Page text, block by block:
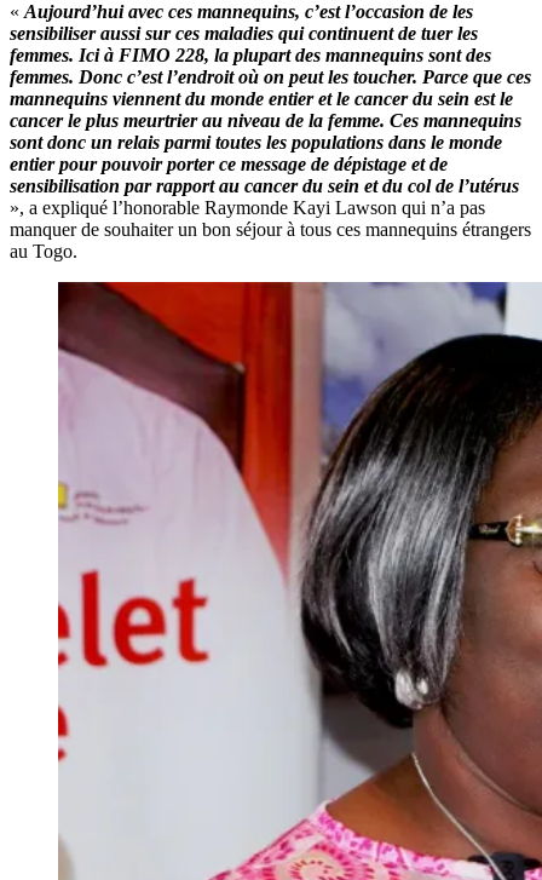
«Aujourd’hui avec ces mannequins, c’est l’occasion de les
sensibiliser aussi sur ces maladies qui continuent de tuer les
femmes. Ici à FIMO 228, la plupart des mannequins sont des
femmes. Donc c’est l’endroit où on peut les toucher. Parce que ces
mannequins viennent du monde entier et le cancer du sein est le
cancer le plus meurtrier au niveau de la femme. Ces mannequins
sont donc un relais parmi toutes les populations dans le monde
entier pour pouvoir porter ce message de dépistage et de
sensibilisation par rapport au cancer du sein et du col de l’utérus
», a expliqué l’honorable Raymonde Kayi Lawson qui n’a pas
manquer de souhaiter un bon séjour à tous ces mannequins étrangers
au Togo.